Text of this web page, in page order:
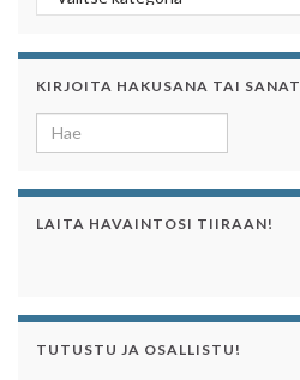
KIRJOITA HAKUSANA TAI SANAT
Search for:
LAITA HAVAINTOSI TIIRAAN!
TUTUSTU JA OSALLISTU!